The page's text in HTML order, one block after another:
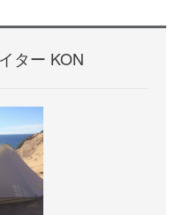
ター KON